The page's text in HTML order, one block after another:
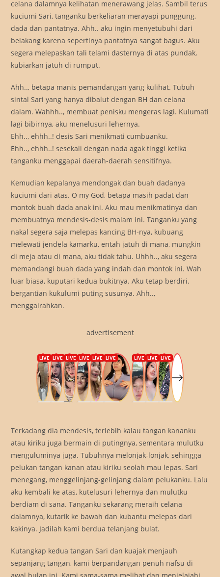
celana dalamnya kelihatan menerawang jelas. Sambil terus
kuciumi Sari, tanganku berkeliaran merayapi punggung,
dada dan pantatnya. Ahh.. aku ingin menyetubuhi dari
belakang karena sepertinya pantatnya sangat bagus. Aku
segera melepaskan tali telami dasternya di atas pundak,
kubiarkan jatuh di rumput.
Ahh.., betapa manis pemandangan yang kulihat. Tubuh
sintal Sari yang hanya dibalut dengan BH dan celana
dalam. Wahhh.., membuat penisku mengeras lagi. Kulumati
lagi bibirnya, aku menelusuri lehernya.
Ehh.., ehhh..! desis Sari menikmati cumbuanku.
Ehh.., ehhh..! sesekali dengan nada agak tinggi ketika
tanganku menggapai daerah-daerah sensitifnya.
Kemudian kepalanya mendongak dan buah dadanya
kuciumi dari atas. O my God, betapa masih padat dan
montok buah dada anak ini. Aku mau menikmatinya dan
membuatnya mendesis-desis malam ini. Tanganku yang
nakal segera saja melepas kancing BH-nya, kubuang
melewati jendela kamarku, entah jatuh di mana, mungkin
di meja atau di mana, aku tidak tahu. Uhhh.., aku segera
memandangi buah dada yang indah dan montok ini. Wah
luar biasa, kuputari kedua bukitnya. Aku tetap berdiri.
bergantian kukulumi puting susunya. Ahh..,
menggairahkan.
advertisement
Terkadang dia mendesis, terlebih kalau tangan kananku
atau kiriku juga bermain di putingnya, sementara mulutku
menguluminya juga. Tubuhnya melonjak-lonjak, sehingga
pelukan tangan kanan atau kiriku seolah mau lepas. Sari
menegang, menggelinjang-gelinjang dalam pelukanku. Lalu
aku kembali ke atas, kutelusuri lehernya dan mulutku
berdiam di sana. Tanganku sekarang meraih celana
dalamnya, kutarik ke bawah dan kubantu melepas dari
kakinya. Jadilah kami berdua telanjang bulat.
Kutangkap kedua tangan Sari dan kuajak menjauh
sepanjang tangan, kami berpandangan penuh nafsu di